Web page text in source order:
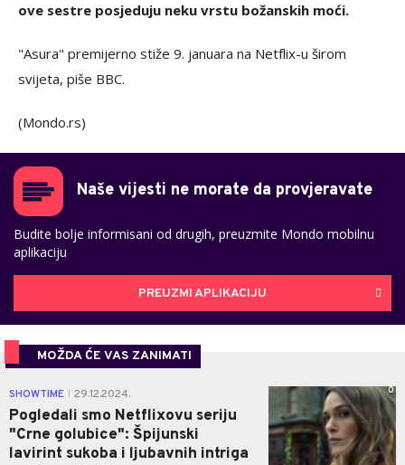
ove sestre posjeduju neku vrstu božanskih moći.
"Asura" premijerno stiže 9. januara na Netflix-u širom
svijeta, piše BBC.
(Mondo.rs)
Naše vijesti ne morate da provjeravate
Budite bolje informisani od drugih, preuzmite Mondo mobilnu
aplikaciju
PREUZMI APLIKACIJU
MOŽDA ĆE VAS ZANIMATI
SHOWTIME 29.12.2024.
Pogledali smo Netflixovu seriju
"Crne golubice": Špijunski
lavirint sukoba i ljubavnih intriga
0